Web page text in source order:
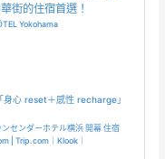
街的住宿首選！
Yokohama
身心 reset＋感性 recharge」
センダーホテル横浜 開幕 住宿
| Trip.com｜Klook｜